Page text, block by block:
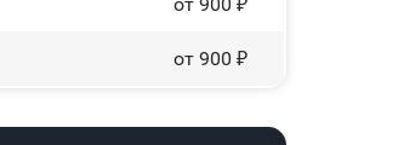
от 900 ₽